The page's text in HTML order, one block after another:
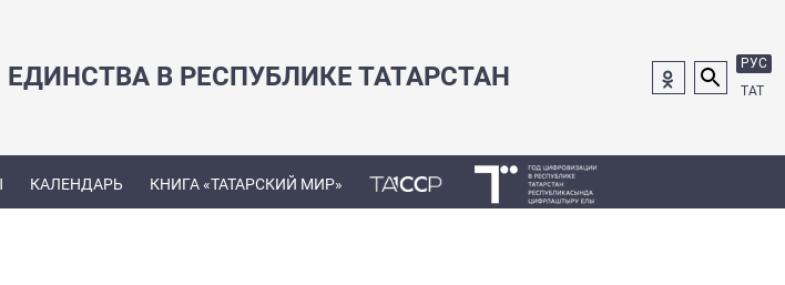
В РЕСПУБЛИКЕ ТАТАРСТАН
РУС
ТАТ
КАЛЕНДАРЬ КНИГА «ТАТАРСКИЙ МИР»